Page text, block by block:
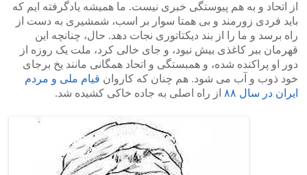
از اتحاد و به هم پیوستگی خبری نیست. ما همیشه یادگرفته ایم که
باید فردی زورمند و بی همتا سوار بر اسب، شمشیری به دست از
راه برسد و ما را از بند دیکتاتوری نجات دهد. حال، چنانچه این
قهرمان ببر کاغذی بیش نبود، و جای خالی کرد، ملت یک روزه از
دور او پراکنده شده، و همبستگی و اتحاد همگانی مانند یخ برجای
خود ذوب و آب می شود. هم چنان که کاروان قیام ملی و مردم
ایران در سال ۸۸
از راه اصلی به جاده خاکی کشیده شد.